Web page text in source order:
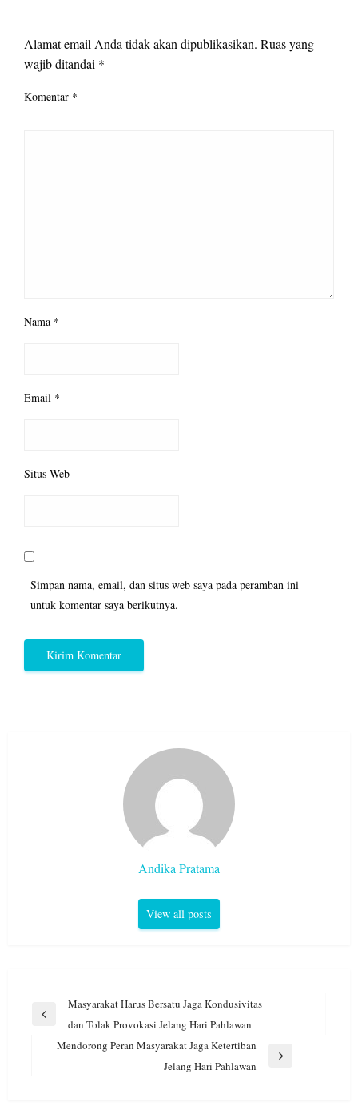
Alamat email Anda tidak akan dipublikasikan. Ruas yang
wajib ditandai *
Komentar *
Nama *
Email *
Situs Web
Simpan nama, email, dan situs web saya pada peramban ini
untuk komentar saya berikutnya.
Andika Pratama
View all posts
Navigasi
Previous
Masyarakat Harus Bersatu Jaga Kondusivitas
dan Tolak Provokasi Jelang Hari Pahlawan
Mendorong Peran Masyarakat Jaga Ketertiban
Jelang Hari Pahlawan